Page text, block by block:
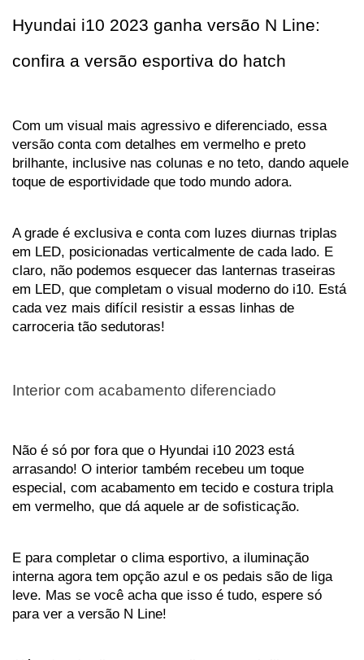
Hyundai i10 2023 ganha versão N Line:
confira a versão esportiva do hatch
Com um visual mais agressivo e diferenciado, essa
versão conta com detalhes em vermelho e preto
brilhante, inclusive nas colunas e no teto, dando aquele
toque de esportividade que todo mundo adora.
A grade é exclusiva e conta com luzes diurnas triplas
em LED, posicionadas verticalmente de cada lado. E
claro, não podemos esquecer das lanternas traseiras
em LED, que completam o visual moderno do i10. Está
cada vez mais difícil resistir a essas linhas de
carroceria tão sedutoras!
Interior com acabamento diferenciado
Não é só por fora que o Hyundai i10 2023 está
arrasando! O interior também recebeu um toque
especial, com acabamento em tecido e costura tripla
em vermelho, que dá aquele ar de sofisticação.
E para completar o clima esportivo, a iluminação
interna agora tem opção azul e os pedais são de liga
leve. Mas se você acha que isso é tudo, espere só
para ver a versão N Line!